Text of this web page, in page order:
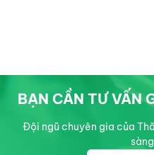
BẠN CẦN TƯ VẤN
Đội ngũ chuyên gia của